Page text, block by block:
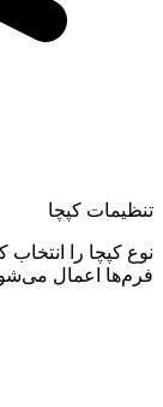
تنظیمات کپچا
نوع کپچا را
فرم‌ها اعمال